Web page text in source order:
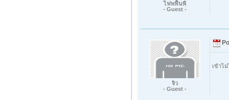
ไฟพฟื้นพื
- Guest -
จิว
- Guest -
เข้าไ